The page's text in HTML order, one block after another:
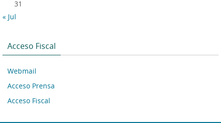
31
« Jul
Acceso Fiscal
Webmail
Acceso Prensa
Acceso Fiscal